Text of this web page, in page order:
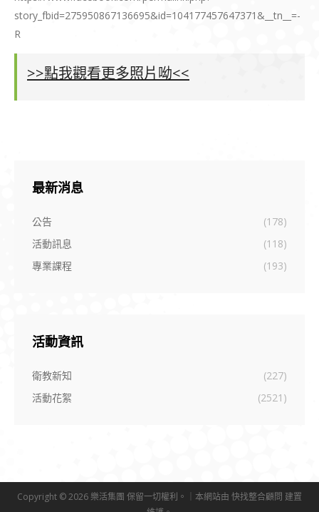
story_fbid=275950867136695&id=104177457647371&__tn__=-
R
>>點我觀看更多照片呦<<
最新消息
公告
(178)
活動訊息
(118)
專業課程
(193)
活動資訊
衛教新知
(227)
活動花絮
(2521)
Copyright © 2026 樂活集團 保留一切權利。｜本網站由 快找整合顧問 建置